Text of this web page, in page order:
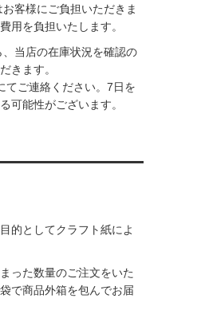
客様にご負担いただきま
用を負担いたします。
当店の在庫状況を確認の
きます。
てご連絡ください。7日を
可能性がございます。
的としてクラフト紙によ
った数量のご注文をいた
で商品外箱を包んでお届